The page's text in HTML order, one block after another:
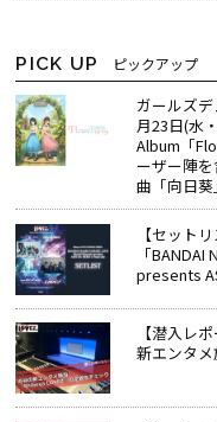
PICK UP ピックアップ
ガールズ
月23日(水
Album「
ーザー陣
曲「向日葵
【セット
「
presents
【潜入レ
新エンタメ